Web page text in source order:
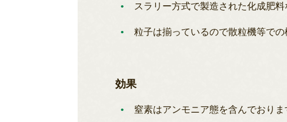
スラリー方式で製造された化成肥
粒子は揃っているので散粒機等で
効果
窒素はアンモニア態を含んでおり